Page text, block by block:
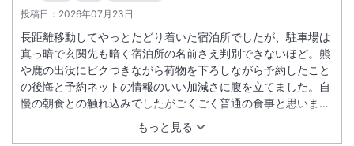
投稿日： 2026年07月23日
もっと見る
長距離移動してやっとたどり着いた宿泊所でしたが、駐車場は
真っ暗で玄関先も暗く宿泊所の名前さえ判別できないほど。熊
や鹿の出没にビクつきながら荷物を下ろしながら予約したこと
の後悔と予約ネットの情報のいい加減さに腹を立てました。自
慢の朝食との触れ込みでしたがごくごく普通の食事と思いま